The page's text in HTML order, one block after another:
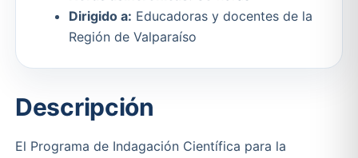
Descripción
El Programa de Indagación Científica para la
Dirigido a: Educadoras y docentes de la
Región de Valparaíso